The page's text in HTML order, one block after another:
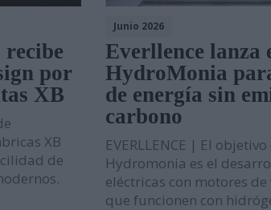
de una veintena de países de los cinco
para reducir averías y costes
de 6 ejes Motoman GP215L
Nils Blanchard para acelerar el crecimiento
por
XB
XB
de
Junio 2026
Everllence lanza
HydroMonia
de energía sin
carbono
EVERLLENCE | El
Hydromonia es el
eléctricas con motores
que funcionen con